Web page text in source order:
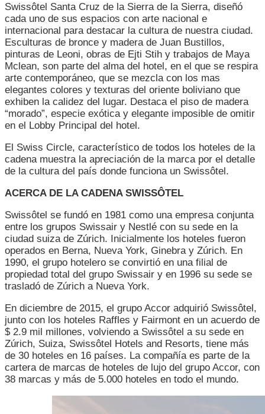
Swissôtel Santa Cruz de la Sierra de la Sierra, diseñó
cada uno de sus espacios con arte nacional e
internacional para destacar la cultura de nuestra ciudad.
Esculturas de bronce y madera de Juan Bustillos,
pinturas de Leoni, obras de Ejti Stih y trabajos de Maya
Mclean, son parte del alma del hotel, en el que se respira
arte contemporáneo, que se mezcla con los mas
elegantes colores y texturas del oriente boliviano que
exhiben la calidez del lugar. Destaca el piso de madera
“morado”, especie exótica y elegante imposible de omitir
en el Lobby Principal del hotel.
El Swiss Circle, característico de todos los hoteles de la
cadena muestra la apreciación de la marca por el detalle
de la cultura del país donde funciona un Swissôtel.
ACERCA DE LA CADENA SWISSÔTEL
Swissôtel se fundó en 1981 como una empresa conjunta
entre los grupos Swissair y Nestlé con su sede en la
ciudad suiza de Zúrich. Inicialmente los hoteles fueron
operados en Berna, Nueva York, Ginebra y Zúrich. En
1990, el grupo hotelero se convirtió en una filial de
propiedad total del grupo Swissair y en 1996 su sede se
trasladó de Zúrich a Nueva York.
En diciembre de 2015, el grupo Accor adquirió Swissôtel,
junto con los hoteles Raffles y Fairmont en un acuerdo de
$ 2.9 mil millones, volviendo a Swissôtel a su sede en
Zúrich, Suiza, Swissôtel Hotels and Resorts, tiene más
de 30 hoteles en 16 países. La compañía es parte de la
cartera de marcas de hoteles de lujo del grupo Accor, con
38 marcas y más de 5.000 hoteles en todo el mundo.